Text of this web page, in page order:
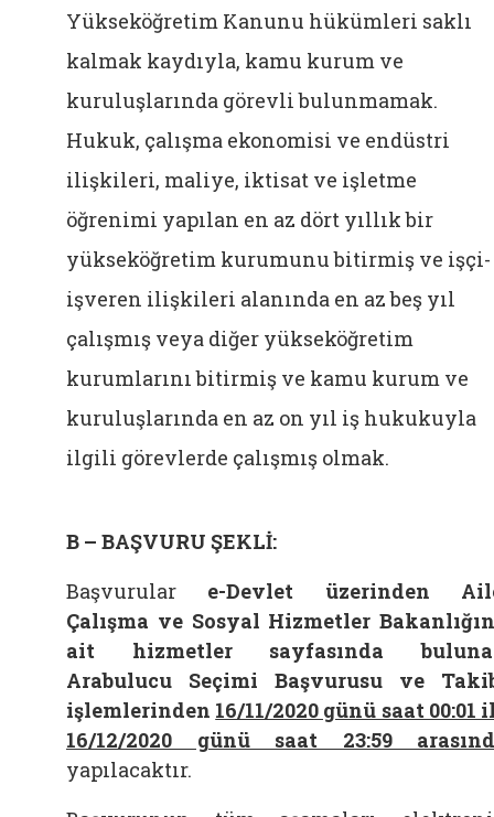
Yükseköğretim Kanunu hükümleri saklı
kalmak kaydıyla, kamu kurum ve
kuruluşlarında görevli bulunmamak.
Hukuk, çalışma ekonomisi ve endüstri
ilişkileri, maliye, iktisat ve işletme
öğrenimi yapılan en az dört yıllık bir
yükseköğretim kurumunu bitirmiş ve işçi-
işveren ilişkileri alanında en az beş yıl
çalışmış veya diğer yükseköğretim
kurumlarını bitirmiş ve kamu kurum ve
kuruluşlarında en az on yıl iş hukukuyla
ilgili görevlerde çalışmış olmak.
B – BAŞVURU ŞEKLİ:
Başvurular e-Devlet üzerinden
Çalışma ve Sosyal Hizmetler
ait hizmetler sayfasında
Arabulucu Seçimi Başvurusu ve
işlemlerinden 16/11/2020 günü saat 00:01
16/12/2020 günü saat 23:59
yapılacaktır.